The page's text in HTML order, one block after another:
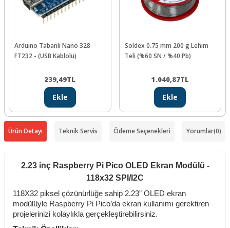
Arduino Tabanlı Nano 328
FT232 - (USB Kablolu)
239,49TL
Ekle
Soldex 0.75 mm 200 g Lehim
Teli (%60 SN / %40 Pb)
1.040,87TL
Ekle
Ürün Detayı Teknik Servis Ödeme Seçenekleri Yorumlar(0)
2.23 inç Raspberry Pi Pico OLED Ekran Modülü -
118x32 SPI/I2C
118X32 piksel çözünürlüğe sahip 2.23” OLED ekran
modülüyle Raspberry Pi Pico’da ekran kullanımı gerektiren
projelerinizi kolaylıkla gerçekleştirebilirsiniz.